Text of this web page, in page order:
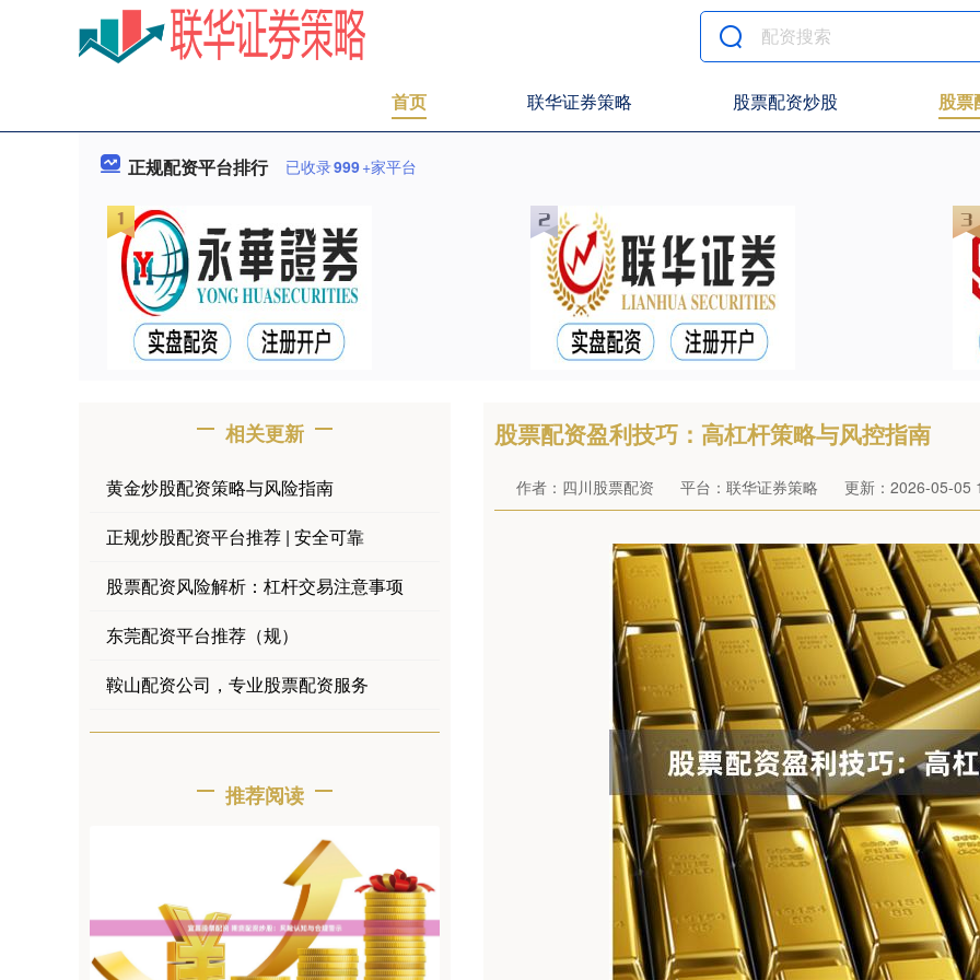
首页 联华证券策略 股票配资炒股 股票
正规配资平台排行 已收录999+家平台
股票配资盈利技巧：高杠杆策略与风控指南
作者：四川股票配资 平台：联华证券策略 更新：2026-05-05
相关更新
黄金炒股配资策略与风险指南
正规炒股配资平台推荐 | 安全可靠
股票配资风险解析：杠杆交易注意事项
东莞配资平台推荐（规）
鞍山配资公司，专业股票配资服务
推荐阅读